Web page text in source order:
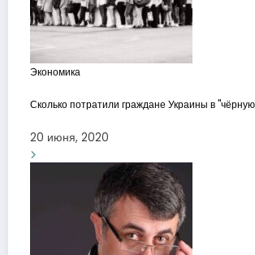
Экономика
Сколько потратили граждане Украины в
20 июня, 2020